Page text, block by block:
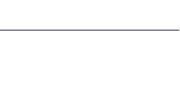
Studia i Materiały